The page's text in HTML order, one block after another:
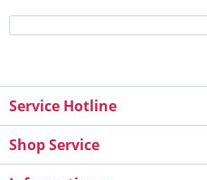
Service Hotline
Shop Service